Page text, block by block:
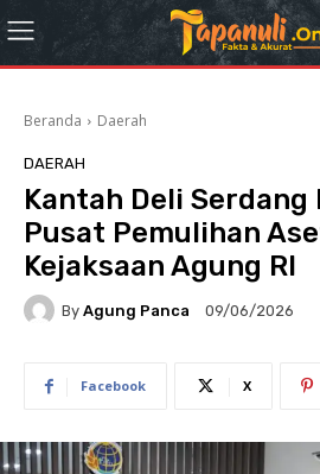
Beranda Daerah
DAERAH
Kantah Deli
Pusat Pemulihan
Kejaksaan Agung RI
By Agung Panca 09/06/2026
Facebook X